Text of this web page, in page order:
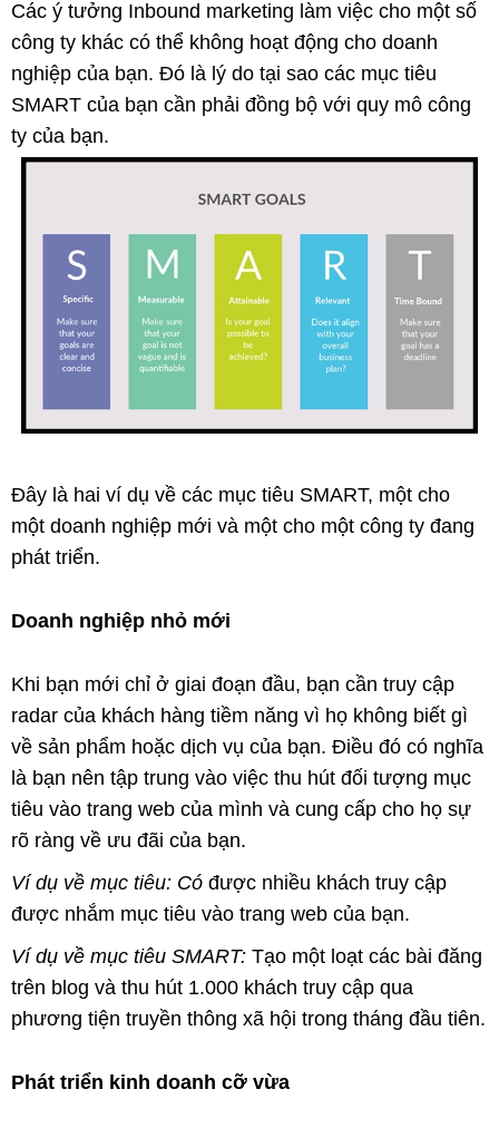
Các ý tưởng Inbound marketing làm việc cho một số
công ty khác có thể không hoạt động cho doanh
nghiệp của bạn. Đó là lý do tại sao các mục tiêu
SMART của bạn cần phải đồng bộ với quy mô công
ty của bạn.
Đây là hai ví dụ về các mục tiêu SMART, một cho
một doanh nghiệp mới và một cho một công ty đang
phát triển.
Doanh nghiệp nhỏ mới
Khi bạn mới chỉ ở giai đoạn đầu, bạn cần truy cập
radar của khách hàng tiềm năng vì họ không biết gì
về sản phẩm hoặc dịch vụ của bạn. Điều đó có nghĩa
là bạn nên tập trung vào việc thu hút đối tượng mục
tiêu vào trang web của mình và cung cấp cho họ sự
rõ ràng về ưu đãi của bạn.
Ví dụ về mục tiêu: Có được nhiều khách truy cập
được nhắm mục tiêu vào trang web của bạn.
Ví dụ về mục tiêu SMART: Tạo một loạt các bài đăng
trên blog và thu hút 1.000 khách truy cập qua
phương tiện truyền thông xã hội trong tháng đầu tiên.
Phát triển kinh doanh cỡ vừa